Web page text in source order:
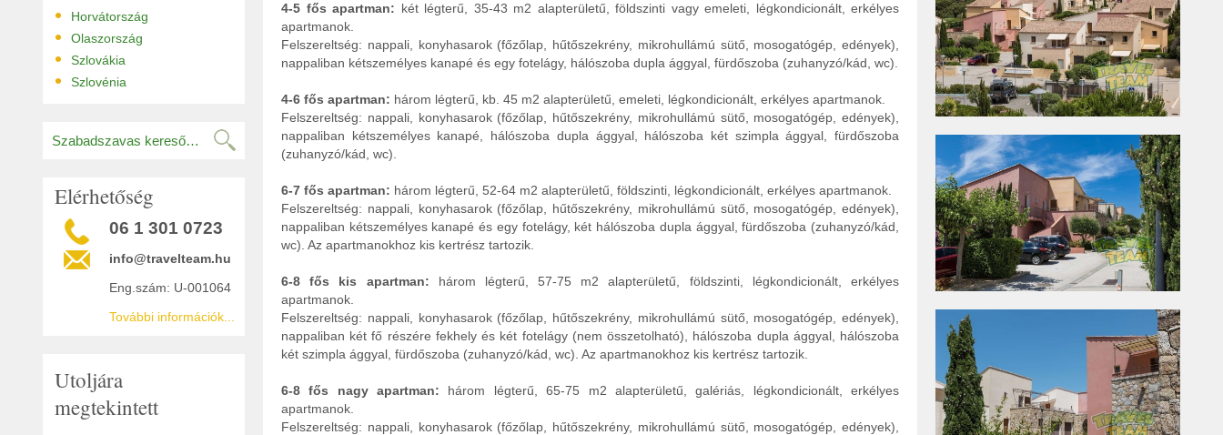
• Horvátország
• Olaszország
• Szlovákia
• Szlovénia
Elérhetőség
06 1 301 0723
info@travelteam.hu
Eng.szám: U-001064
További információk...
Utoljára
megtekintett
4-5 fős apartman: két légterű, 35-43 m2 alapterületű, földszinti vagy emeleti, légkondicionált, erkélyes
apartmanok.
Felszereltség: nappali, konyhasarok (főzőlap, hűtőszekrény, mikrohullámú sütő, mosogatógép, edények),
nappaliban kétszemélyes kanapé és egy fotelágy, hálószoba dupla ággyal, fürdőszoba (zuhanyzó/kád, wc).
4-6 fős apartman: három légterű, kb. 45 m2 alapterületű, emeleti, légkondicionált, erkélyes apartmanok.
Felszereltség: nappali, konyhasarok (főzőlap, hűtőszekrény, mikrohullámú sütő, mosogatógép, edények),
nappaliban kétszemélyes kanapé, hálószoba dupla ággyal, hálószoba két szimpla ággyal, fürdőszoba
(zuhanyzó/kád, wc).
6-7 fős apartman: három légterű, 52-64 m2 alapterületű, földszinti, légkondicionált, erkélyes apartmanok.
Felszereltség: nappali, konyhasarok (főzőlap, hűtőszekrény, mikrohullámú sütő, mosogatógép, edények),
nappaliban kétszemélyes kanapé és egy fotelágy, két hálószoba dupla ággyal, fürdőszoba (zuhanyzó/kád,
wc). Az apartmanokhoz kis kertrész tartozik.
6-8 fős kis apartman: három légterű, 57-75 m2 alapterületű, földszinti, légkondicionált, erkélyes
apartmanok.
Felszereltség: nappali, konyhasarok (főzőlap, hűtőszekrény, mikrohullámú sütő, mosogatógép, edények),
nappaliban két fő részére fekhely és két fotelágy (nem összetolható), hálószoba dupla ággyal, hálószoba
két szimpla ággyal, fürdőszoba (zuhanyzó/kád, wc). Az apartmanokhoz kis kertrész tartozik.
6-8 fős nagy apartman: három légterű, 65-75 m2 alapterületű, galériás, légkondicionált, erkélyes
apartmanok.
Felszereltség: nappali, konyhasarok (főzőlap, hűtőszekrény, mikrohullámú sütő, mosogatógép, edények),